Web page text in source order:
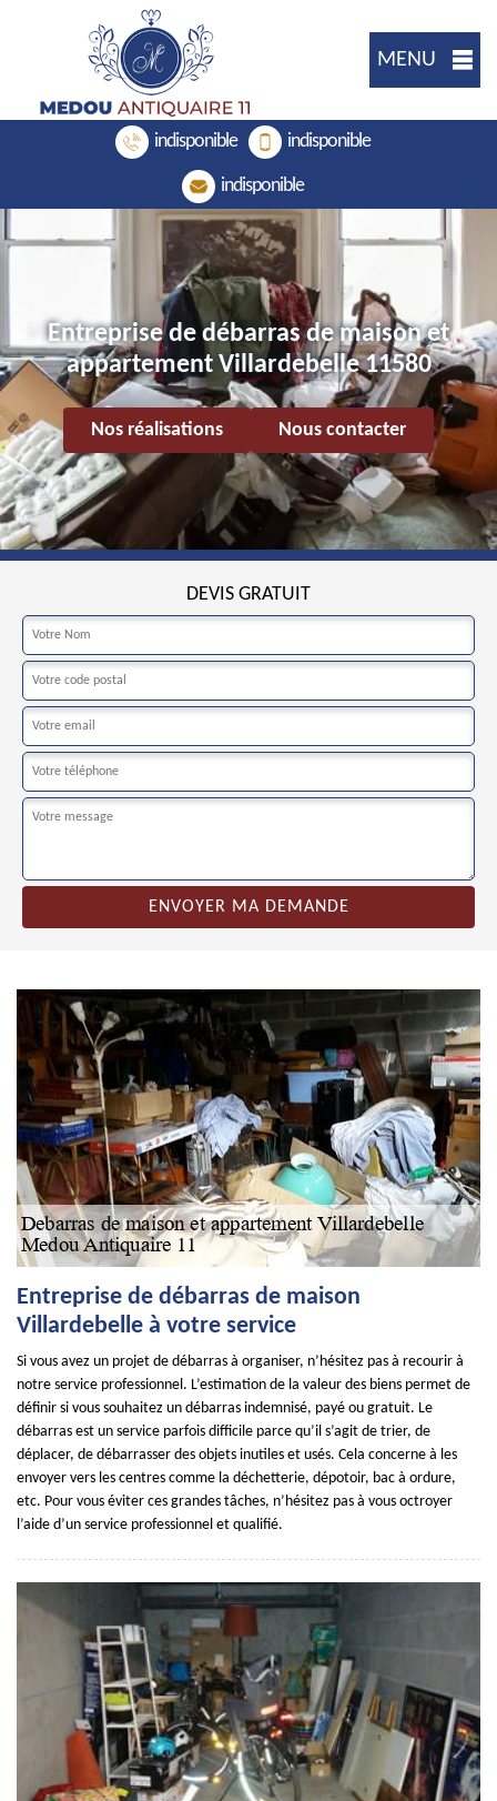
MENU
indisponible indisponible
indisponible
Entreprise de débarras de maison et
appartement Villardebelle 11580
Nos réalisations Nous contacter
DEVIS GRATUIT
Entreprise de débarras de maison
Villardebelle à votre service
Si vous avez un projet de débarras à organiser, n’hésitez pas à recourir à
notre service professionnel. L’estimation de la valeur des biens permet de
définir si vous souhaitez un débarras indemnisé, payé ou gratuit. Le
débarras est un service parfois difficile parce qu’il s’agit de trier, de
déplacer, de débarrasser des objets inutiles et usés. Cela concerne à les
envoyer vers les centres comme la déchetterie, dépotoir, bac à ordure,
etc. Pour vous éviter ces grandes tâches, n’hésitez pas à vous octroyer
l’aide d’un service professionnel et qualifié.